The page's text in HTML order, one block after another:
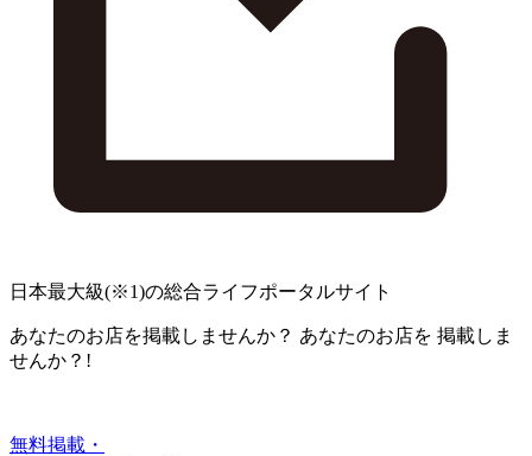
日本最大級(※1)の総合ライフポータルサイト
あなたのお店を掲載しませんか？ あなたのお店を 掲載しま
せんか？!
無料掲載・